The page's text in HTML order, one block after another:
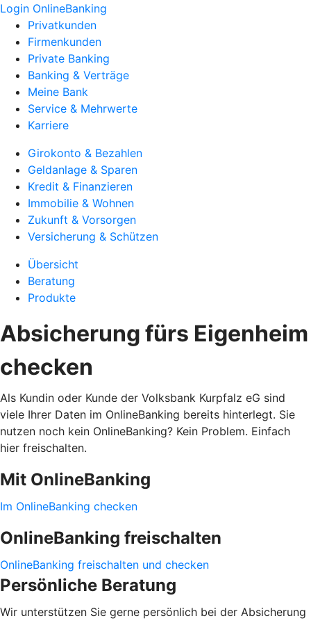
Login OnlineBanking
Privatkunden
Firmenkunden
Private Banking
Banking & Verträge
Meine Bank
Service & Mehrwerte
Karriere
Girokonto & Bezahlen
Geldanlage & Sparen
Kredit & Finanzieren
Immobilie & Wohnen
Zukunft & Vorsorgen
Versicherung & Schützen
Übersicht
Beratung
Produkte
Absicherung fürs Eigenheim
checken
Als Kundin oder Kunde der Volksbank Kurpfalz eG sind
viele Ihrer Daten im OnlineBanking bereits hinterlegt. Sie
nutzen noch kein OnlineBanking? Kein Problem. Einfach
hier freischalten.
Mit OnlineBanking
Im OnlineBanking checken
OnlineBanking freischalten
OnlineBanking freischalten und checken
Persönliche Beratung
Wir unterstützen Sie gerne persönlich bei der Absicherung